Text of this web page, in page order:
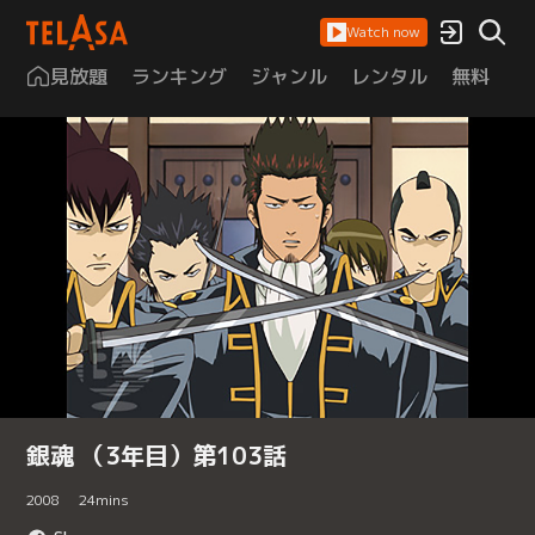
Watch now
見放題 ランキング ジャンル レンタル 無料
銀魂 （3年目）第103話
2008 24mins